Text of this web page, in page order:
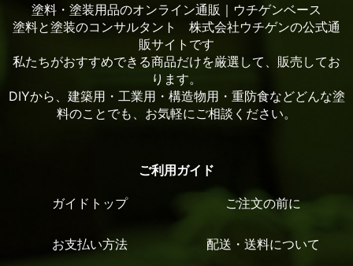
塗料・塗装用品のオンライン通販｜ウチゲンベース
塗料と塗装のコンサルタント 株式会社ウチゲンの公式通
販サイトです
私たちがおすすめできる商品だけを厳選して、販売してお
ります。
DIYから、建築用・工業用・構造物用・重防食などどんな塗
料のことでも、お気軽にご相談ください。
ご利用ガイド
ガイドトップ ご注文の前に
お支払い方法 配送・送料について